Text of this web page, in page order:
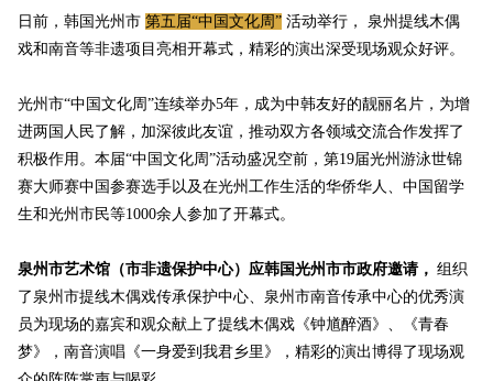
日前，韩国光州市 第五届“中国文化周” 活动举行，
泉州提线木偶
戏和南音等非遗项目亮相开幕式，精彩的演出深受现场观众好评。
光州市“中国文化周”连续举办5年，成为中韩友好的靓丽名片，为增
进两国人民了解，加深彼此友谊，推动双方各领域交流合作发挥了
积极作用。本届“中国文化周”活动盛况空前，第19届光州游泳世锦
赛大师赛中国参赛选手以及在光州工作生活的华侨华人、中国留学
生和光州市民等1000余人参加了开幕式。
泉州市艺术馆（市非遗保护中心）应韩国光州市市政府邀请， 组织
了泉州市提线木偶戏传承保护中心、泉州市南音传承中心的优秀演
员为现场的嘉宾和观众献上了提线木偶戏《钟馗醉酒》、《青春
梦》，南音演唱《一身爱到我君乡里》，精彩的演出博得了现场观